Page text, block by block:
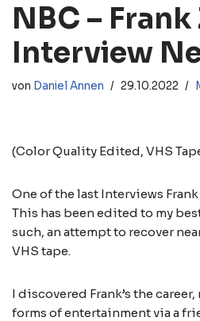
NBC –
Interview
von Daniel Annen 29.10.2022
(Color Quality Edited, VHS
One of the last Interviews
This has been edited to my
such, an attempt to recover
VHS tape.
I discovered Frank’s the
forms of entertainment via a